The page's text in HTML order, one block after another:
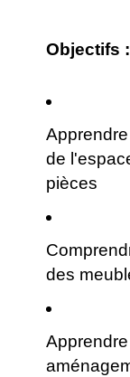
Objectifs :
de
pièces
des